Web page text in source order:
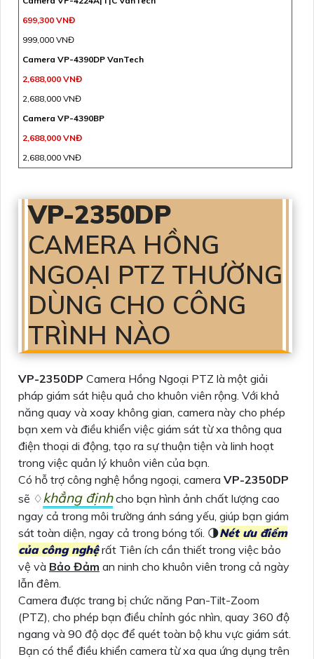
699,300 VNĐ
999,000 VNĐ
Camera VP-4390DP VanTech
2,688,000 VNĐ
2,688,000 VNĐ
Camera VP-4390BP
2,688,000 VNĐ
2,688,000 VNĐ
VP-2350DP
CAMERA HỒNG
NGOẠI PTZ THƯỜNG
DÙNG CHO CÔNG
TRÌNH NÀO
VP-2350DP Camera Hồng Ngoại PTZ là một giải
pháp giám sát hiệu quả cho khuôn viên rộng. Với khả
năng quay và xoay không gian, camera này cho phép
bạn xem và điều khiển việc giám sát từ xa thông qua
điện thoại di động, tạo ra sự thuận tiện và linh hoạt
trong việc quản lý khuôn viên của bạn.
Có hỗ trợ công nghệ hồng ngoại, camera VP-2350DP
sẽ ♢khẳng địnhcho bạn hình ảnh chất lượng cao
ngay cả trong môi trường ánh sáng yếu, giúp bạn giám
sát toàn diện, ngay cả trong bóng tối. 🌗Nét ưu điểm
của công nghệrất Tiên ích cần thiết trong việc bảo
vệ và Bảo Đảm an ninh cho khuôn viên trong cả ngày
lẫn đêm.
Camera được trang bị chức năng Pan-Tilt-Zoom
(PTZ), cho phép bạn điều chỉnh góc nhìn, quay 360 độ
ngang và 90 độ dọc để quét toàn bộ khu vực giám sát.
Bạn có thể điều khiển camera từ xa qua ứng dụng trên